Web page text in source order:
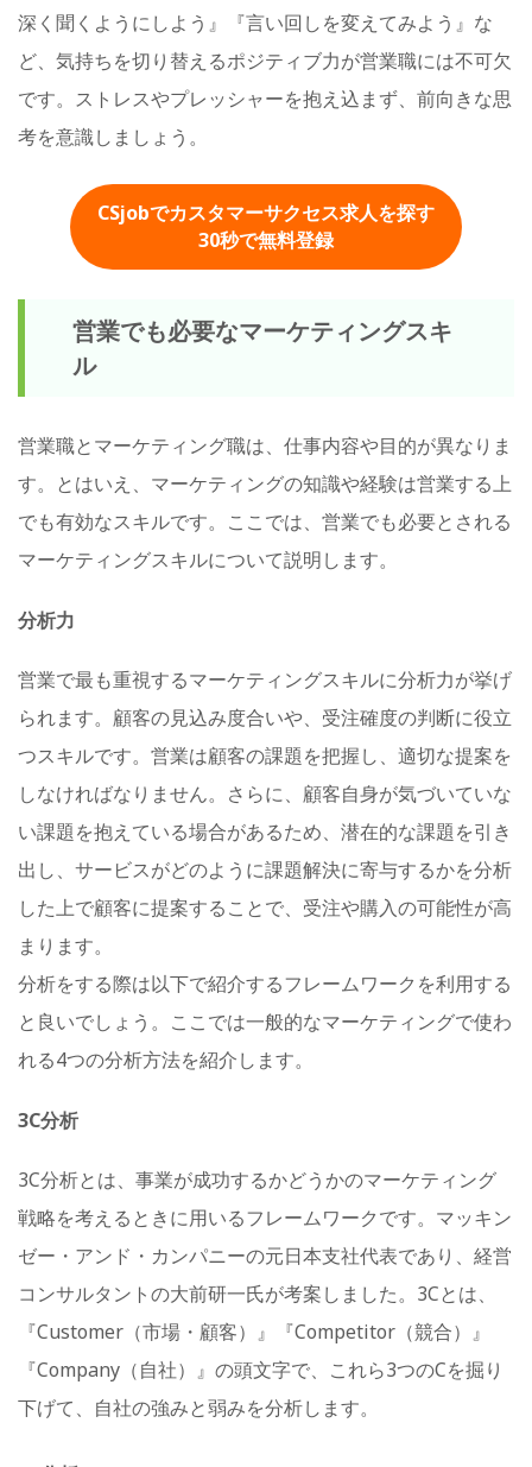
深く聞くようにしよう』『言い回しを変えてみよう』な
ど、気持ちを切り替えるポジティブ力が営業職には不可欠
です。ストレスやプレッシャーを抱え込まず、前向きな思
考を意識しましょう。
CSjobでカスタマーサクセス求人を探す
30秒で無料登録
営業でも必要なマーケティングスキ
ル
営業職とマーケティング職は、仕事内容や目的が異なりま
す。とはいえ、マーケティングの知識や経験は営業する上
でも有効なスキルです。ここでは、営業でも必要とされる
マーケティングスキルについて説明します。
分析力
営業で最も重視するマーケティングスキルに分析力が挙げ
られます。顧客の見込み度合いや、受注確度の判断に役立
つスキルです。営業は顧客の課題を把握し、適切な提案を
しなければなりません。さらに、顧客自身が気づいていな
い課題を抱えている場合があるため、潜在的な課題を引き
出し、サービスがどのように課題解決に寄与するかを分析
した上で顧客に提案することで、受注や購入の可能性が高
まります。
分析をする際は以下で紹介するフレームワークを利用する
と良いでしょう。ここでは一般的なマーケティングで使わ
れる4つの分析方法を紹介します。
3C分析
3C分析とは、事業が成功するかどうかのマーケティング
戦略を考えるときに用いるフレームワークです。マッキン
ゼー・アンド・カンパニーの元日本支社代表であり、経営
コンサルタントの大前研一氏が考案しました。3Cとは、
『Customer（市場・顧客）』『Competitor（競合）』
『Company（自社）』の頭文字で、これら3つのCを掘り
下げて、​​自社の強みと弱みを分析します。